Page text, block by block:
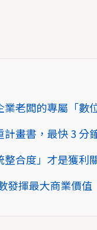
老闆的專屬「數
畫書，最快 3 分
整合度」才是獲利
發揮最大商業價值